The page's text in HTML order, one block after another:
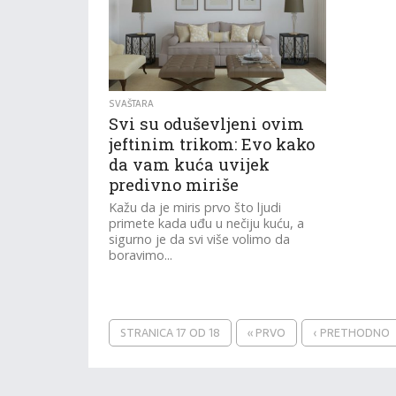
SVAŠTARA
Svi su oduševljeni ovim
jeftinim trikom: Evo kako
da vam kuća uvijek
predivno miriše
Kažu da je miris prvo što ljudi
primete kada uđu u nečiju kuću, a
sigurno je da svi više volimo da
boravimo...
STRANICA 17 OD 18 « PRVO ‹ PRETHODNO